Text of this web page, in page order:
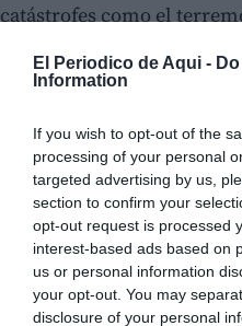
El Periodico de Aqui -
Information
If you wish to opt-out of the
processing of your personal
targeted advertising by us,
section to confirm your
opt-out request is processed
interest-based ads based on
us or personal information
your opt-out. You may
disclosure of your personal
catástrofes como el